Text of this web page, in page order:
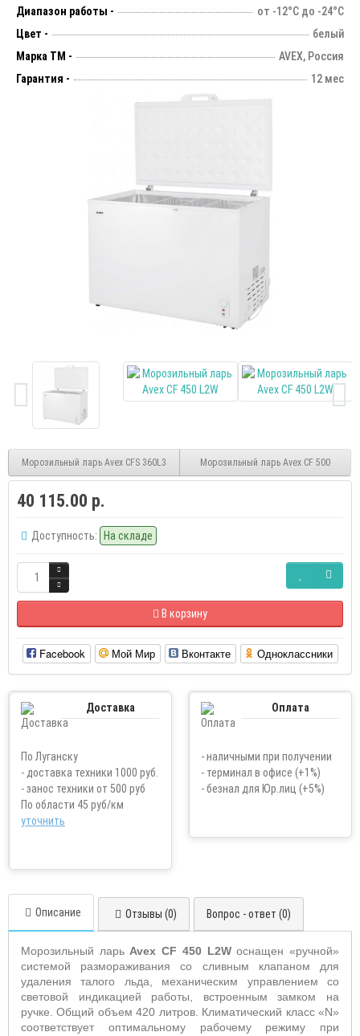
Диапазон работы -
от -12°С до -24°С
Цвет -
белый
Марка ТМ -
AVEX, Россия
Гарантия -
12 мес
Морозильный ларь Avex CFS 360L3 Морозильный ларь Avex CF 500
40 115.00 р.
Доступность: На складе
В корзину
Facebook Мой Мир Вконтакте Одноклассники
Доставка
По Луганску
- доставка техники 1000 руб.
- занос техники от 500 руб
По области 45 руб/км
уточнить
Оплата
- наличными при получении
- терминал в офисе (+1%)
- безнал для Юр.лиц (+5%)
Описание Отзывы (0) Вопрос - ответ (0)
Морозильный ларьAvex CF 450 L2Wоснащен «ручной»
системой размораживания со сливным клапаном для
удаления талого льда, механическим управлением со
световой индикацией работы, встроенным замком на
ручке. Общий объем420 литров. Климатический класс «N»
соответствует оптимальному рабочему режиму при